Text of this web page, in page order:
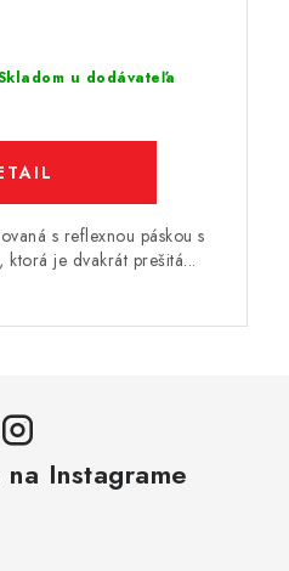
u dodávateľa
s reflexnou páskou s
ktorá je dvakrát prešitá...
Instagrame